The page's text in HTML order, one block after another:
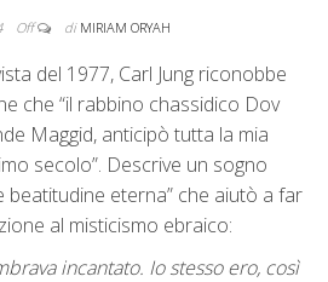
Off di MIRIAM ORYAH
del 1977, Carl Jung riconobbe
che “il rabbino chassidico Dov
Maggid, anticipò tutta la mia
secolo”. Descrive un sogno
beatitudine eterna” che aiutò a far
al misticismo ebraico:
incantato. Io stesso ero, così